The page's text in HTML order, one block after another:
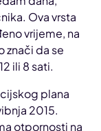
Ova vrsta
vrijeme, na
znači da se
ili 8 sati.
plana
2015.
otpornosti na